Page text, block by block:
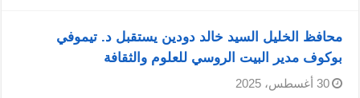
محافظ الخليل السيد خالد دودين يستقبل د. تيموفي
بوكوف مدير البيت الروسي للعلوم والثقافة
30 أغسطس، 2025